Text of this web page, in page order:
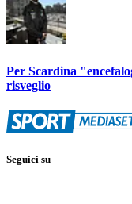
Per Scardina
risveglio
Seguici su